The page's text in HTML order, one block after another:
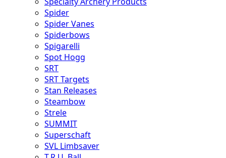
Spider
Spider Vanes
Spiderbows
Spigarelli
Spot Hogg
SRT
SRT Targets
Stan Releases
Steambow
Strele
SUMMIT
Superschaft
SVL Limbsaver